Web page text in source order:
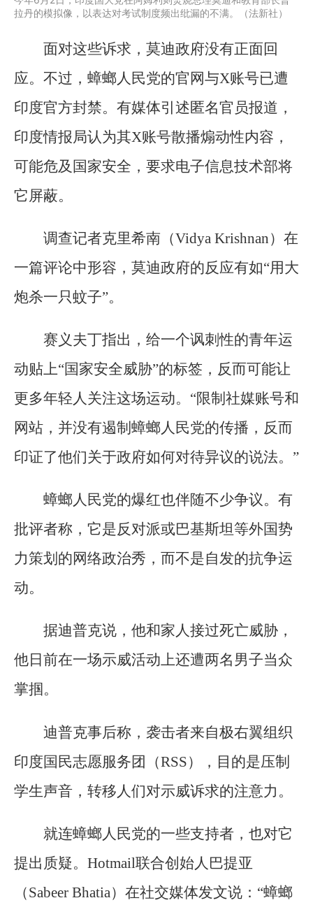
拉丹的模拟像，以表达对考试制度频出纰漏的不满。（法新社）
面对这些诉求，莫迪政府没有正面回
应。不过，蟑螂人民党的官网与X账号已遭
印度官方封禁。有媒体引述匿名官员报道，
印度情报局认为其X账号散播煽动性内容，
可能危及国家安全，要求电子信息技术部将
它屏蔽。
调查记者克里希南（Vidya Krishnan）在
一篇评论中形容，莫迪政府的反应有如“用大
炮杀一只蚊子”。
赛义夫丁指出，给一个讽刺性的青年运
动贴上“国家安全威胁”的标签，反而可能让
更多年轻人关注这场运动。“限制社媒账号和
网站，并没有遏制蟑螂人民党的传播，反而
印证了他们关于政府如何对待异议的说法。”
蟑螂人民党的爆红也伴随不少争议。有
批评者称，它是反对派或巴基斯坦等外国势
力策划的网络政治秀，而不是自发的抗争运
动。
据迪普克说，他和家人接过死亡威胁，
他日前在一场示威活动上还遭两名男子当众
掌掴。
迪普克事后称，袭击者来自极右翼组织
印度国民志愿服务团（RSS），目的是压制
学生声音，转移人们对示威诉求的注意力。
就连蟑螂人民党的一些支持者，也对它
提出质疑。Hotmail联合创始人巴提亚
（Sabeer Bhatia）在社交媒体发文说：“蟑螂